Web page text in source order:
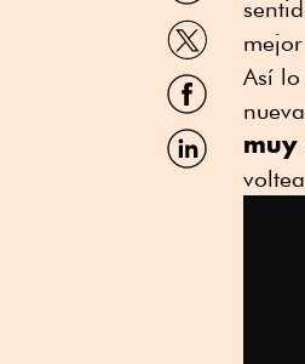
WhatsApp
Compartir
por
Twitter
Compartir
por
Facebook
Compartir
por
Así
muy